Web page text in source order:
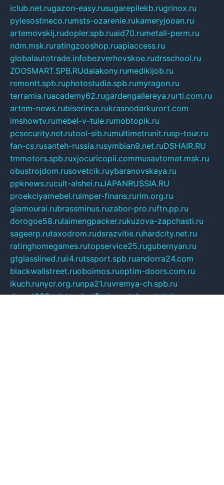
iclub.net.rugazon-easy.rusugarepilekb.rugrinox.ru
pylesostineco.rumsts-ozarenie.rukameryjooan.ru
artemovskij.rudopler.spb.ruaid70.rumetall-perm.ru
ndm.msk.ruratingzooshop.ruapiaccess.ru
globalautotrade.infobezverhovskoe.rudrsschool.ru
ZOOSMART.SPB.RUdalakony.rumedikijob.ru
remontt.spb.ruphotostudia.spb.rumyragon.ru
terramia.ruacademy62.rugardengallereya.rurti.com.ru
artem-news.rubiserinca.rukrasnodarkurort.com
imshowtv.rumebel-v-tule.rumobtopik.ru
pcsecurity.net.rutool-sib.rumultimetrunit.rusp-tour.ru
fan-cs.rusanteh-russia.rusymbian9.net.ruDSHAIR.RU
tmmotors.spb.ruxjocuricopii.commusavtomat.msk.ru
obustrojdom.rusovetcik.ruybaranovskaya.ru
ppknews.rucult-alshei.ruJAPANRUSSIA.RU
proekciyamebel.ruimper-finans.rurim.org.ru
glamourai.rubrassminus.ruzabor-pro.ruftn.pp.ru
dorogoe58.rulaimengpacker.rukuzova-zapchasti.ru
sageerp.rutaxodrom.rudsrazvitie.ruhardcity.net.ru
ratinghomegames.rutopservice25.rugubernyan.ru
gtglasslined.ruii4.rutssport.spb.ruandorra24.com
blackwallstreet.ruoboimos.ruoptim-doors.com.ru
ikuch.runycr.org.runpa21.ruvremya-ch.spb.ru
desert000.ruivtorgi.ruifiori.rucatalog-statei.ru